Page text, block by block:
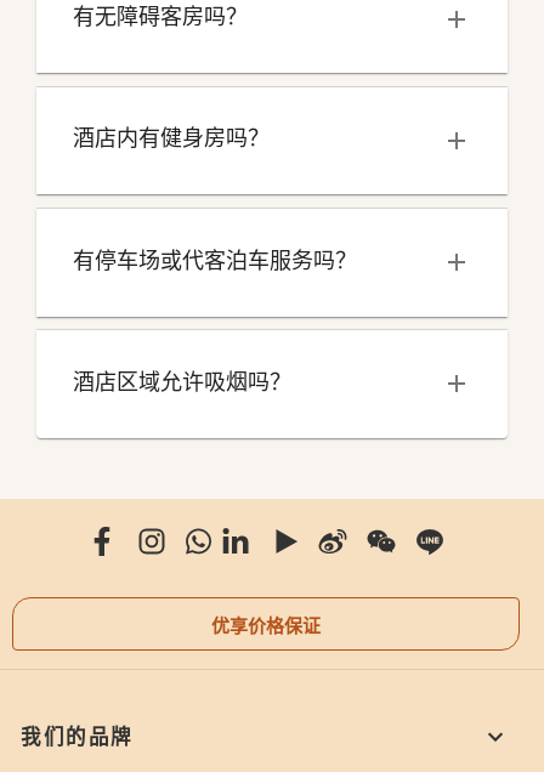
有无障碍客房吗？
酒店内有健身房吗？
有停车场或代客泊车服务吗？
酒店区域允许吸烟吗？
优享价格保证
我们的品牌